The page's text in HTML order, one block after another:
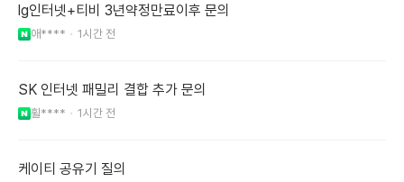
lg인터넷+티비 3년약정만료이후 문의
애**** 1시간 전
SK 인터넷 패밀리 결합 추가 문의
휠**** 1시간 전
케이티 공유기 질의